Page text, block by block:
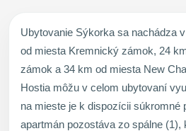
Ubytovanie Sýkorka sa nachádza
od miesta Kremnický zámok, 24
zámok a 34 km od miesta New
Hostia môžu v celom ubytovaní
na mieste je k dispozícii súkromné
apartmán pozostáva zo spálne (1),